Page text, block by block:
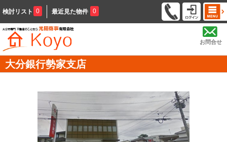
検討リスト 0 最近見た物件 0
お問合せ
大分銀行勢家支店